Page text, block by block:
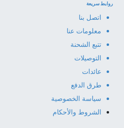
روابط سريعة
اتصل بنا
معلومات عنا
تتبع الشحنة
التوصيلات
عائدات
طرق الدفع
سياسة الخصوصية
الشروط والأحكام